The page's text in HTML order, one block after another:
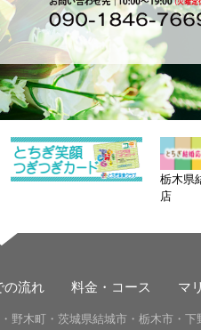
栃木県
店
の流れ 料金・コース マ
野木町・茨城県結城市・ 栃木市・下